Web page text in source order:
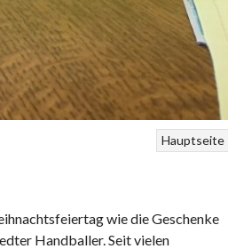
Hauptseite
wie die Geschenke
Handballer. Seit vielen